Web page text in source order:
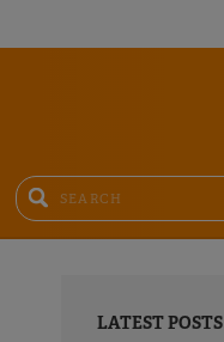
LATEST POSTS